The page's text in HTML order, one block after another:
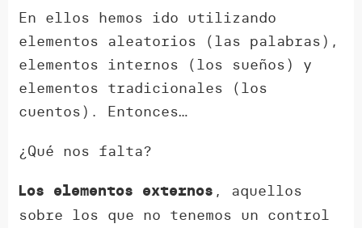
En ellos hemos ido utilizando
elementos aleatorios (las palabras),
elementos internos (los sueños) y
elementos tradicionales (los
cuentos). Entonces…
¿Qué nos falta?
Los elementos externos , aquellos
sobre los que no tenemos un control